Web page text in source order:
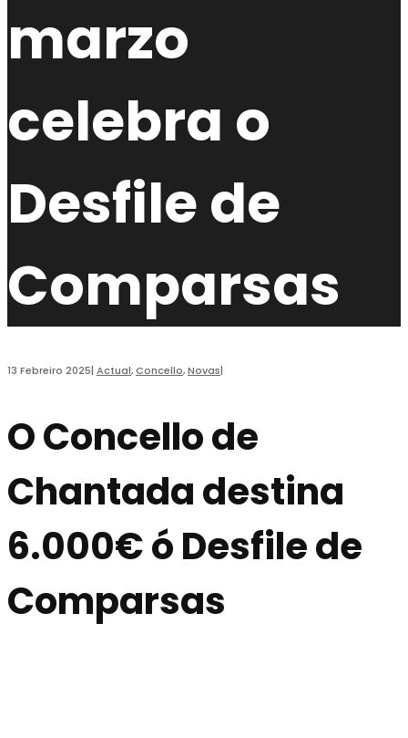
marzo
celebra o
Desfile de
Comparsas
13 Febreiro 2025| Actual,Concello,Novas|
O Concello de
Chantada destina
6.000€ ó Desfile de
Comparsas